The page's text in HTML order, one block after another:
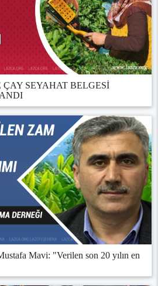
SEYAHAT BELGESİ
Mavi: "Verilen son 20 yılın en